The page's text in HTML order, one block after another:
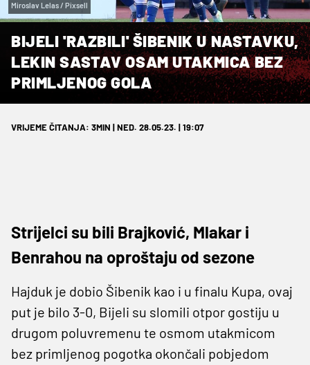
Miroslav Lelas / Pixsell
BIJELI 'RAZBILI' ŠIBENIK U NASTAVKU,
LEKIN SASTAV OSAM UTAKMICA BEZ
PRIMLJENOG GOLA
VRIJEME ČITANJA: 3MIN | NED. 28.05.23. | 19:07
Strijelci su bili Brajković, Mlakar i
Benrahou na oproštaju od sezone
Hajduk je dobio Šibenik kao i u finalu Kupa, ovaj
put je bilo 3-0, Bijeli su slomili otpor gostiju u
drugom poluvremenu te osmom utakmicom
bez primljenog pogotka okončali pobjedom